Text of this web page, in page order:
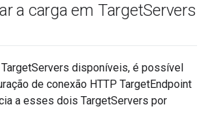
a carga em TargetServers
disponíveis, é possível
de conexão HTTP TargetEndpoint
a esses dois TargetServers por